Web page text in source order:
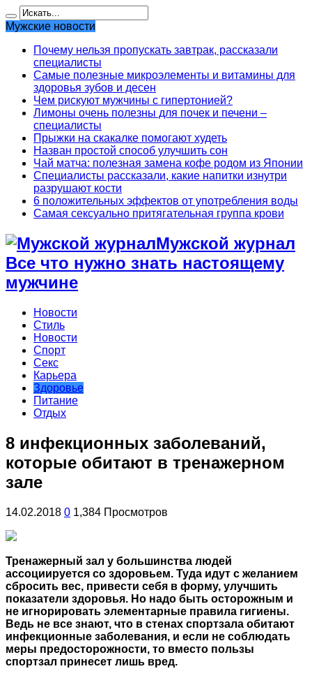
Мужские новости
Почему нельзя пропускать завтрак, рассказали
специалисты
Самые полезные микроэлементы и витамины для
здоровья зубов и десен
Чем рискуют мужчины с гипертонией?
Лимоны очень полезны для почек и печени –
специалисты
Прыжки на скакалке помогают худеть
Назван простой способ улучшить сон
Чай матча: полезная замена кофе родом из Японии
Специалисты рассказали, какие напитки изнутри
разрушают кости
6 положительных эффектов от употребления воды
Самая сексуально притягательная группа крови
Мужской журнал
Все что нужно знать настоящему
мужчине
Новости
Стиль
Новости
Спорт
Секс
Карьера
Здоровье
Питание
Отдых
8 инфекционных заболеваний,
которые обитают в тренажерном
зале
14.02.2018 0 1,384 Просмотров
Тренажерный зал у большинства людей
ассоциируется со здоровьем. Туда идут с желанием
сбросить вес, привести себя в форму, улучшить
показатели здоровья. Но надо быть осторожным и
не игнорировать элементарные правила гигиены.
Ведь не все знают, что в стенах спортзала обитают
инфекционные заболевания, и если не соблюдать
меры предосторожности, то вместо пользы
спортзал принесет лишь вред.